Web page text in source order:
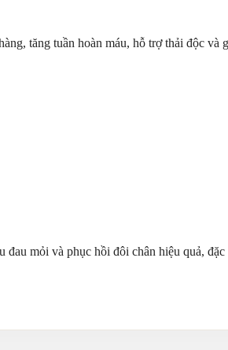
tăng tuần hoàn máu, hỗ trợ thải độc và
mỏi và phục hồi đôi chân hiệu quả,